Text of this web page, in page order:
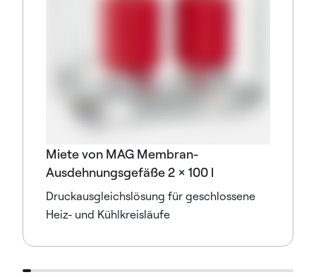
Miete von MAG Membran-
Ausdehnungsgefäße 2 × 100 l
Druckausgleichslösung für geschlossene
Heiz- und Kühlkreisläufe